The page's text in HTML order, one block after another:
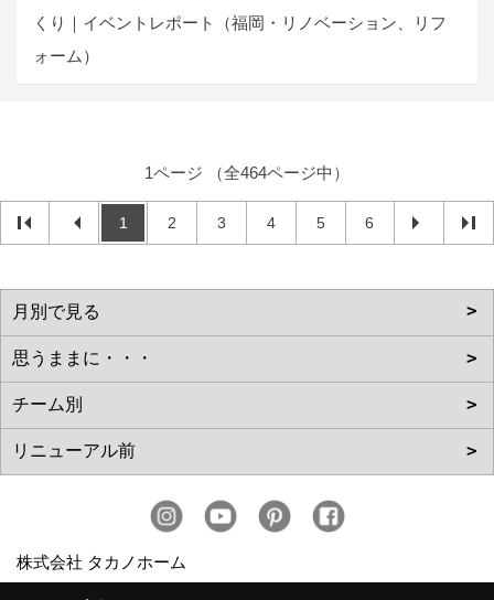
くり｜イベントレポート（福岡・リノベーション、リフ
ォーム）
1ページ （全464ページ中）
1 2 3 4 5 6
株式会社 タカノホーム
〒811-1351